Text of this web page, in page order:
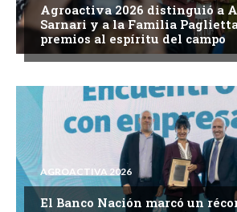
Agroactiva 2026 distinguió a
Sarnari y a la Familia
premios al espíritu del campo
AGROACTIVA 2026
El Banco Nación marcó un